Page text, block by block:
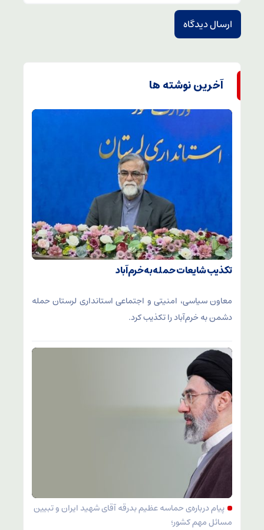
آخرین نوشته ها
تکذیب شایعات حمله به خرم‌آباد
معاون سیاسی، امنیتی و اجتماعی استانداری لرستان حمله
دشمن به خرم‌آباد را تکذیب کرد.
پیام درباره‌ی حماسه عظیم بدرقه آقای شهید ایران و تبیین
مسائل مهم کشور؛